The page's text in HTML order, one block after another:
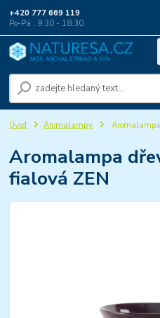
+420 777 669 119
Po-Pá : 9:30 - 18:30
Úvod Aromalampy
Aromalampa
fialová ZEN